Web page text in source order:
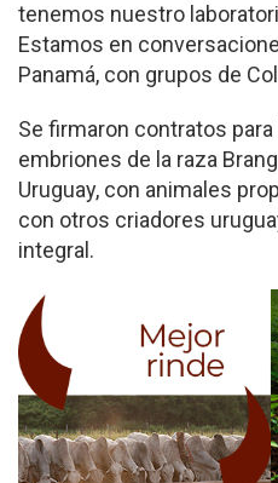
tenemos nuestro
Estamos en
Panamá, con grupos de
Se firmaron contratos
embriones de la raza
Uruguay, con animales
con otros criadores
integral.